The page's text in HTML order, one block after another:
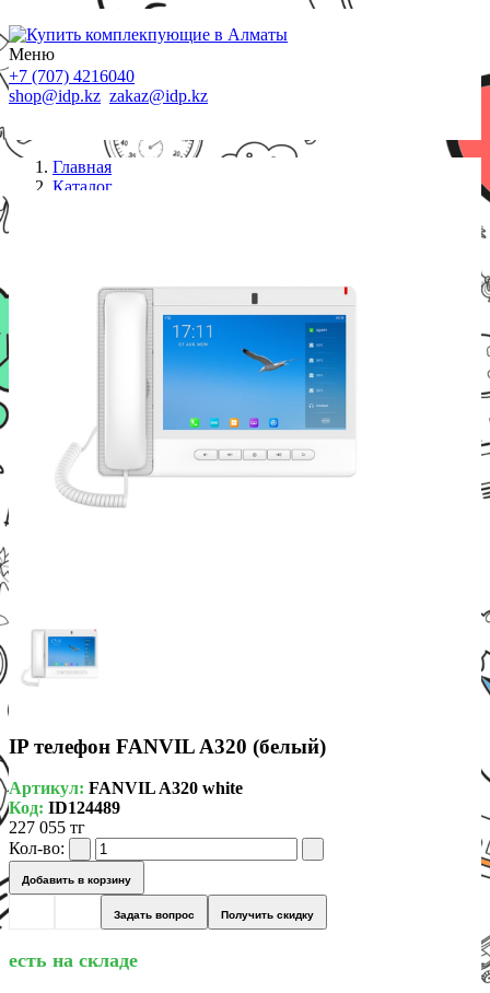
Меню
+7 (707) 4216040
shop@idp.kz zakaz@idp.kz
Главная
Каталог
IP телефон FANVIL A320 (белый)
Артикул: FANVIL A320 white
Код: ID124489
227 055 тг
Кол-во:
Добавить в корзину
Задать вопрос Получить скидку
есть на складе